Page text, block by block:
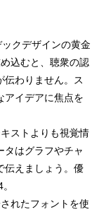
クデザインの黄金
込むと、聴衆の認
伝わりません。ス
アイデアに焦点を
ストよりも視覚情
タはグラフやチャ
伝えましょう。優
れたフォントを使